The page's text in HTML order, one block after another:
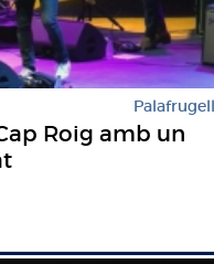
Palafrugell
Roig amb un